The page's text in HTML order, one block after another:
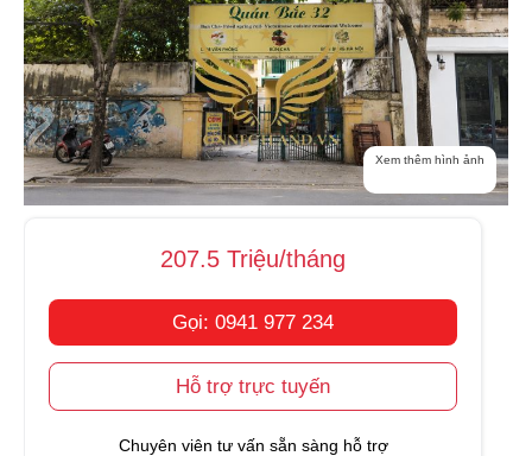
Xem thêm hình ảnh
207.5 Triệu/tháng
Gọi: 0941 977 234
Hỗ trợ trực tuyến
Chuyên viên tư vấn sẵn sàng hỗ trợ